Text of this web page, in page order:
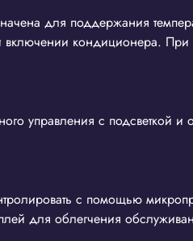
для поддержания
включении кондиционера.
управления с подсветкой и
с помощью
для облегчения